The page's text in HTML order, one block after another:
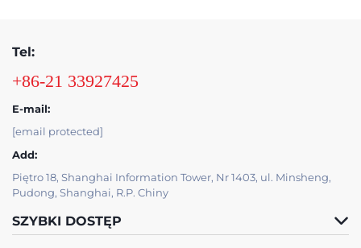
Tel:
+86-21 33927425
E-mail:
[email protected]
Add:
Piętro 18, Shanghai Information Tower, Nr 1403, ul. Minsheng,
Pudong, Shanghai, R.P. Chiny
SZYBKI DOSTĘP